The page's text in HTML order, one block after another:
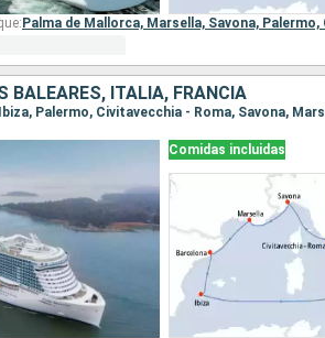
Palma de Mallorca, Marsella, Savona, Palermo,
BALEARES, ITALIA, FRANCIA
Palermo, Civitavecchia - Roma, Savona,
Comidas incluidas